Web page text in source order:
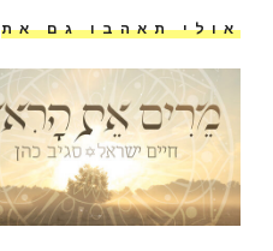
אולי תאהבו גם את